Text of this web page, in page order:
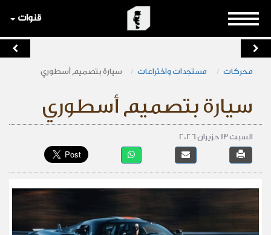
قنوات
محركات مستجدات واختراعات سيارة بتصميم أسطوري
سيارة بتصميم أسطوري
السبت 13 حزيران 2026